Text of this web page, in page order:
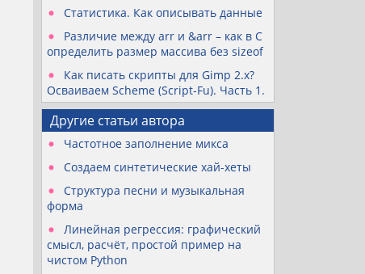
a
t
e
Статистика. Как описывать данные
Различие между arr и &arr – как в C
определить размер массива без sizeof
Как писать скрипты для Gimp 2.x?
Осваиваем Scheme (Script-Fu). Часть 1.
Другие статьи автора
Частотное заполнение микса
Создаем синтетические хай-хеты
Структура песни и музыкальная
форма
Линейная регрессия: графический
смысл, расчёт, простой пример на
чистом Python